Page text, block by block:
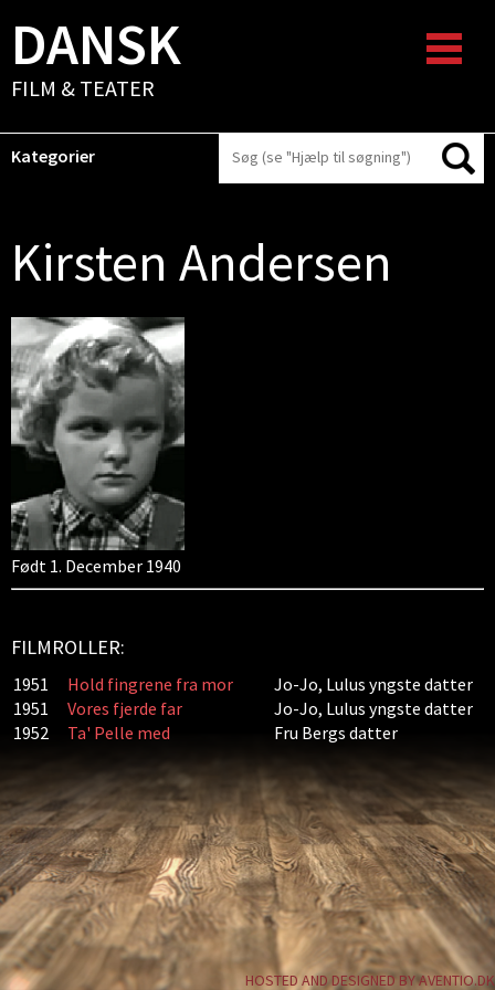
DANSK
FILM & TEATER
Kategorier
Kirsten Andersen
Født 1. December 1940
FILMROLLER:
1951 Hold fingrene fra mor
Jo-Jo, Lulus yngste datter
1951
Vores fjerde far
Jo-Jo, Lulus yngste datter
1952
Ta' Pelle med Fru Bergs datter
HOSTED AND DESIGNED BY AVENTIO.DK